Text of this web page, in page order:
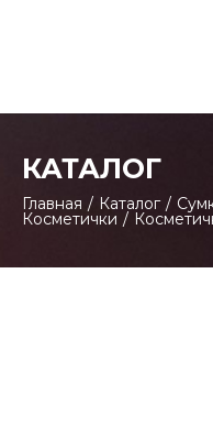
КАТАЛОГ
Главная / Каталог /
Косметички /